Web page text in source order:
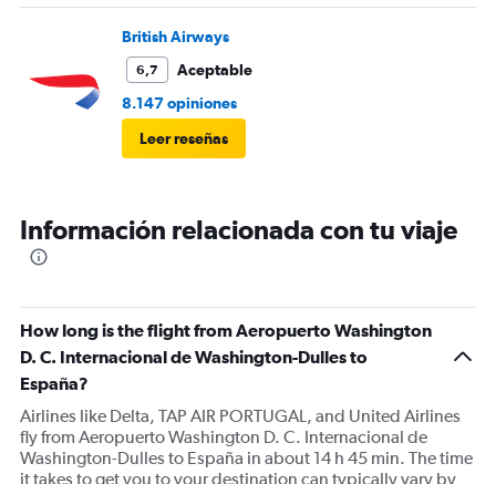
British Airways
6,7
Aceptable
8.147 opiniones
Leer reseñas
Información relacionada con tu viaje
How long is the flight from Aeropuerto Washington
D. C. Internacional de Washington-Dulles to
España?
Airlines like Delta, TAP AIR PORTUGAL, and United Airlines
fly from Aeropuerto Washington D. C. Internacional de
Washington-Dulles to España in about 14 h 45 min. The time
it takes to get you to your destination can typically vary by